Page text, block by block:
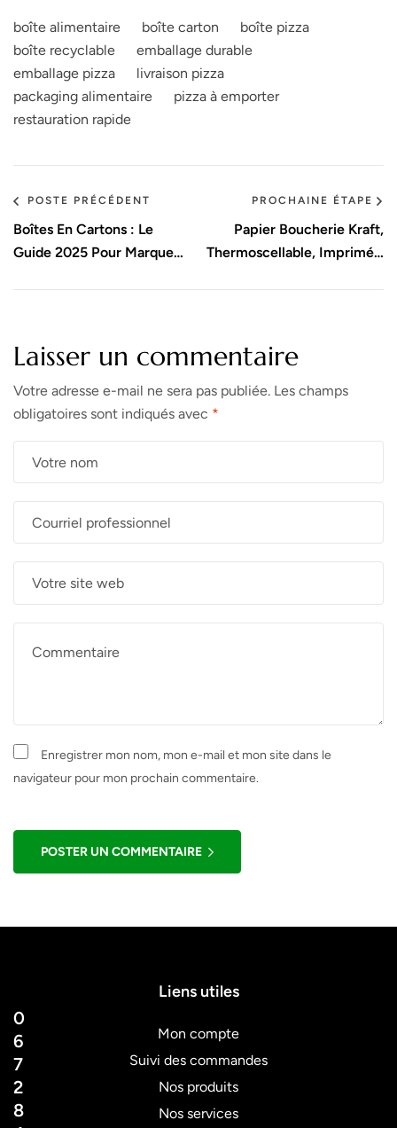
boîte alimentaire boîte carton
boîte pizza
boîte recyclable
emballage durable
emballage pizza
livraison pizza
packaging alimentaire
pizza à emporter
restauration rapide
POSTE PRÉCÉDENT
Boîtes En Cartons : Le
Guide 2025 Pour Marques
PROCHAINE ÉTAPE
Papier Boucherie Kraft,
Thermoscellable, Imprimé…
Laisser un commentaire
Votre adresse e-mail ne sera pas publiée. Les champs
obligatoires sont indiqués avec *
Enregistrer mon nom, mon e-mail et mon site dans le
navigateur pour mon prochain commentaire.
POSTER UN COMMENTAIRE
0
6
7
2
8
Liens utiles
Mon compte
Suivi des commandes
Nos produits
Nos services